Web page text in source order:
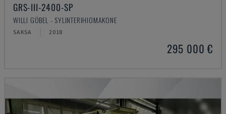
GRS-III-2400-SP
WILLI GÖBEL - SYLINTERIHIOMAKONE
SAKSA 2018
295 000 €